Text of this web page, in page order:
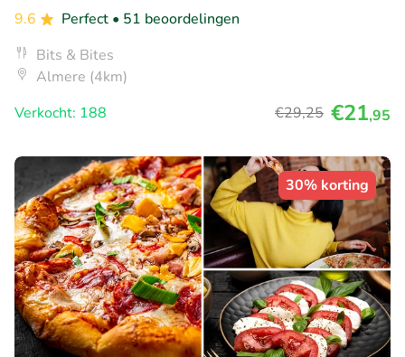
9.6
Perfect • 51 beoordelingen
Bits & Bites
Almere (4km)
Verkocht: 188
€29,25 €21,95
30% korting